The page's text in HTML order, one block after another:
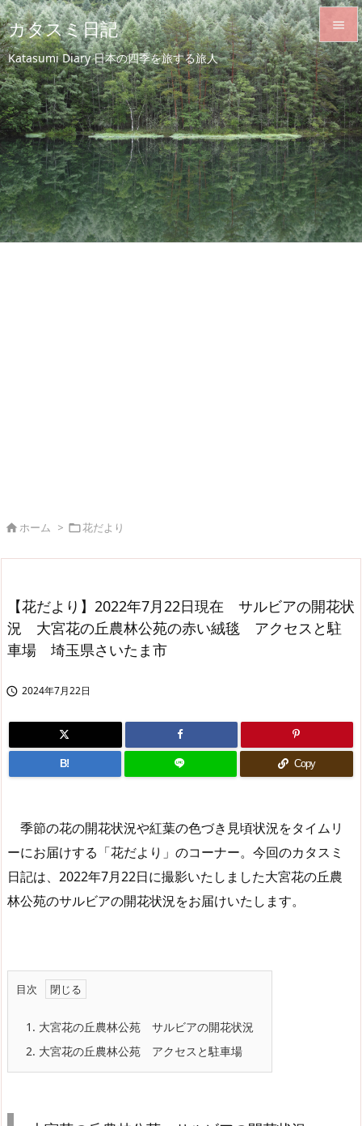
カタスミ日記
Katasumi Diary 日本の四季を旅する旅人


メニュ

サイド

前へ

次へ

検索
ホーム > 花だより
【花だより】2022年7月22日現在 サルビアの開花状
況 大宮花の丘農林公苑の赤い絨毯 アクセスと駐
車場 埼玉県さいたま市
 2024年7月22日
B! Copy
季節の花の開花状況や紅葉の色づき見頃状況をタイムリ
ーにお届けする「花だより」のコーナー。今回のカタスミ
日記は、2022年7月22日に撮影いたしました大宮花の丘農
林公苑のサルビアの開花状況をお届けいたします。
目次
1. 大宮花の丘農林公苑 サルビアの開花状況
2. 大宮花の丘農林公苑 アクセスと駐車場